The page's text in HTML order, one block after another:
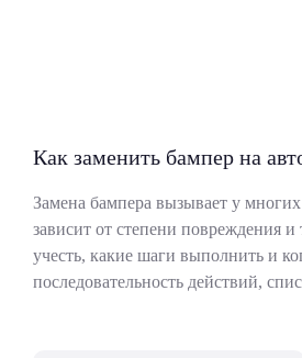
Как заменить бампер на
Замена бампера вызывает у
зависит от степени повреждения
учесть, какие шаги выполнить и
последовательность действий,